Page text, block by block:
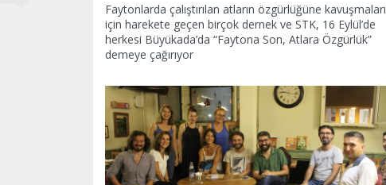
Faytonlarda çalıştırılan atların özgürlüğüne kavuşmaları
için harekete geçen birçok dernek ve STK, 16 Eylül’de
herkesi Büyükada’da “Faytona Son, Atlara Özgürlük”
demeye çağırıyor